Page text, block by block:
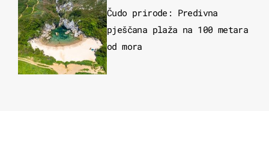
Čudo prirode: Predivna
pješčana plaža na 100 metara
od mora